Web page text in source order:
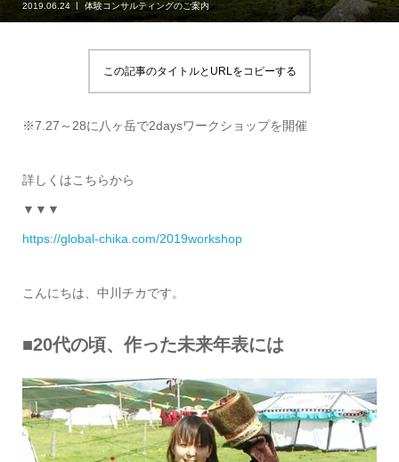
2019.06.24 体験コンサルティングのご案内
この記事のタイトルとURLをコピーする
※7.27～28に八ヶ岳で2daysワークショップを開催
詳しくはこちらから
▼▼▼
https://global-chika.com/2019workshop
こんにちは、中川チカです。
■20代の頃、作った未来年表には